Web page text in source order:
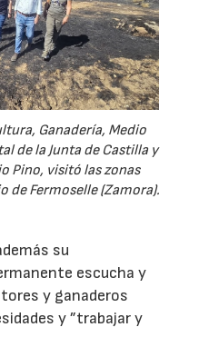
Ganadería, Medio
de la Junta de Castilla y
Pino, visitó las zonas
de Fermoselle (Zamora).
su
escucha y
y ganaderos
y ”trabajar y